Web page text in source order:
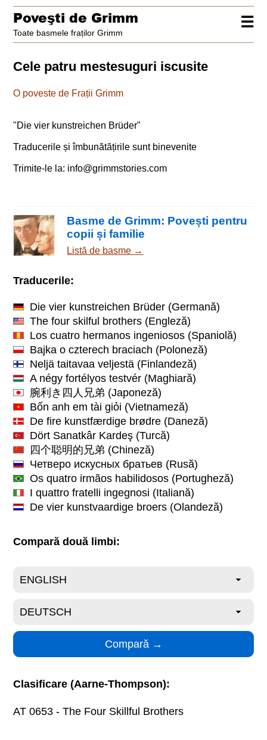
☰
Poveşti de Grimm
Toate basmele fraților Grimm
Cele patru mestesuguri iscusite
O poveste de Frații Grimm
"Die vier kunstreichen Brüder"
Traducerile și îmbunătățirile sunt binevenite
Trimite-le la: info@grimmstories.com
Basme de Grimm: Povești pentru
copii și familie
Listă de basme →
Traducerile:
Die vier kunstreichen Brüder (Germană)
The four skilful brothers (Engleză)
Los cuatro hermanos ingeniosos (Spaniolă)
Bajka o czterech braciach (Poloneză)
Neljä taitavaa veljestä (Finlandeză)
A négy fortélyos testvér (Maghiară)
腕利き四人兄弟 (Japoneză)
Bốn anh em tài giỏi (Vietnameză)
De fire kunstfærdige brødre (Daneză)
Dört Sanatkâr Kardeş (Turcă)
四个聪明的兄弟 (Chineză)
Четверо искусных братьев (Rusă)
Os quatro irmãos habilidosos (Portugheză)
I quattro fratelli ingegnosi (Italiană)
De vier kunstvaardige broers (Olandeză)
Compară două limbi:
Clasificare (Aarne-Thompson):
AT 0653 - The Four Skillful Brothers